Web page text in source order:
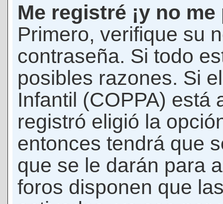
Me registré ¡y no
Primero, verifique su
contraseña. Si todo
posibles razones. Si
Infantil (COPPA) está
registró eligió la
entonces tendrá que
que se le darán para
foros disponen que